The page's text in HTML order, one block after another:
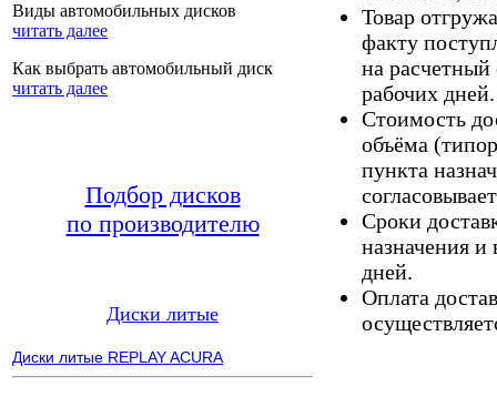
Виды автомобильных дисков
читать далее
Как выбрать автомобильный диск
читать далее
Подбор дисков
по производителю
Диски литые
Диски литые REPLAY ACURA
Товар
факту
на расчетный
рабочих дней.
Стоимость
объёма
пункта
Сроки
назначения и
дней.
Оплата